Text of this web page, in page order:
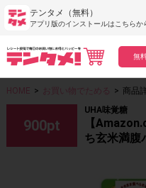
テンタメ（無料）
アプリ版のインストールはこちらか
無
HOME > お買い物でためる > 商品
900pt
UHA味覚糖
【
ち玄米満腹